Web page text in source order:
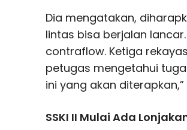
Dia mengatakan,
lintas bisa berjalan
contraflow. Ketiga
petugas mengetahui
ini yang akan
SSKI II Mulai Ada